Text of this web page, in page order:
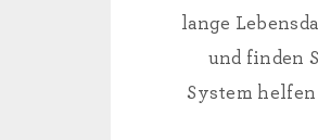
lange
und finden
System